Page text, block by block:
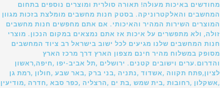
מחודשים באיכות מעולה! תאורה סולרית ומוצרים נוספים בתחום
המחשבים והאלקטרוניקה. בסטק חנות מחשבים מומלצת בזכות מגוון
המוצרים השירות המהיר והאיכותי. אם אתם מחפשים חנות מחשבים
זולה, ולא מתפשרים על איכות אז אתם נמצאים במקום הנכון. מוצרי
חנות המחשבים שלנו מגיעים לכל ישוב בישראל רב ציוד המחשבים
מסופק במשלוח מהיר חינם מצפון הארץ דרך מרכז הארץ
והדרום.ערים וישובים קטנים. ירושלים ,תל אביב-יפו ,חיפה,ראשון
לציון,פתח תקווה ,אשדוד ,נתניה ,בני ברק ,באר שבע ,חולון ,רמת גן
,אשקלון ,רחובות ,בית שמש ,בת ים ,הרצליה ,כפר סבא ,חדרה ,מודיעין